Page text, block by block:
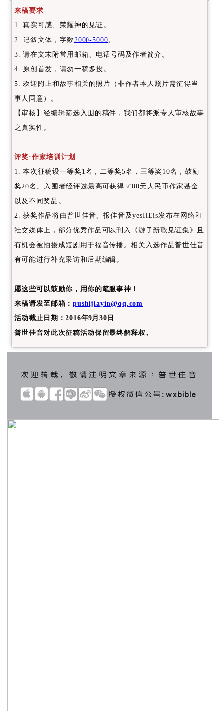
来稿要求
1. 真实可感、荣耀神的见证。
2. 记叙文体，字数 2000-5000 。
3. 请在文末附常用邮箱、电话号码及作者简介。
4. 原创首发，请勿一稿多投。
5. 欢迎附上和故事相关的照片（非作者本人照片需征得当
事人同意）。
【审核】经编辑筛选入围的稿件，我们都将派专人审核故事
之真实性。
评奖·作家培训计划
1. 本次征稿设一等奖1名，二等奖5名，三等奖10名，鼓励
奖20名。入围者经评选最高可获得5000元人民币作家基金
以及不同奖品。
2. 获奖作品将由普世佳音、报佳音及yesHEis发布在网络和
社交媒体上，部分优秀作品可以刊入《游子新歌见证集》且
有机会被拍摄成短剧用于福音传播。相关入选作品普世佳音
有可能进行补充采访和后期编辑。
愿这些可以鼓励你，用你的笔服事神！
来稿请发至邮箱： pushijiayin@qq.com
活动截止日期：2016年9月30日
普世佳音对此次征稿活动保留最终解释权。